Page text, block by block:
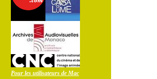
Pour les utilisateurs de Mac